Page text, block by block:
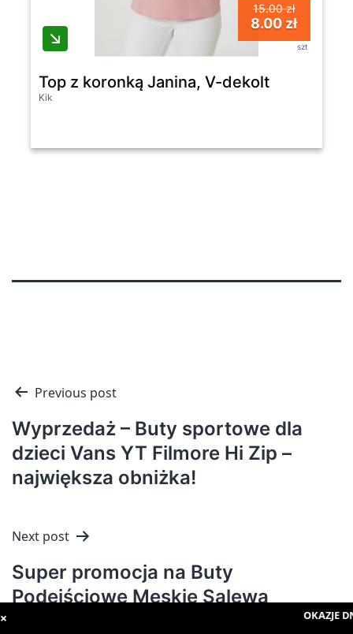
15.00 zł
8.00 zł
szt
Top z koronką Janina, V-dekolt
Kik
Nawigacja
wpisu
Previous post
Wyprzedaż – Buty sportowe dla
dzieci Vans YT Filmore Hi Zip –
największa obniżka!
Next post
Super promocja na Buty
Podejściowe Męskie Salewa
× OKAZJE